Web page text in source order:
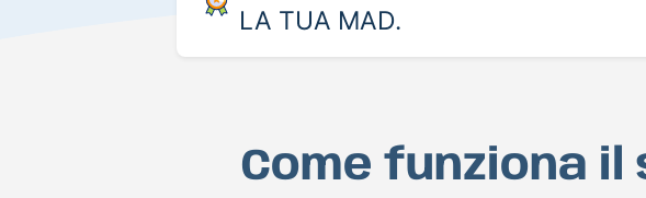
LA TUA MAD.
Come funziona il